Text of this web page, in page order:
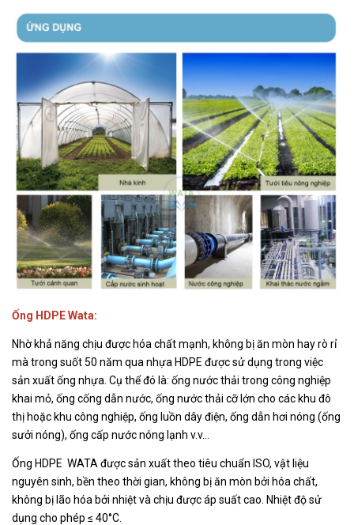
Ống HDPE Wata:
Nhờ khả năng chịu được hóa chất mạnh, không bị ăn mòn hay rò rỉ
mà trong suốt 50 năm qua nhựa HDPE được sử dụng trong việc
sản xuất ống nhựa. Cụ thể đó là: ống nước thải trong công nghiệp
khai mỏ, ống cống dẫn nước, ống nước thải cỡ lớn cho các khu đô
thị hoặc khu công nghiệp, ống luồn dây điện, ống dẫn hơi nóng (ống
sưởi nóng), ống cấp nước nóng lạnh v.v…
Ống HDPE WATA được sản xuất theo tiêu chuẩn ISO, vật liệu
nguyên sinh, bền theo thời gian, không bị ăn mòn bởi hóa chất,
không bị lão hóa bởi nhiệt và chịu được áp suất cao. Nhiệt độ sử
dụng cho phép ≤ 40°C.